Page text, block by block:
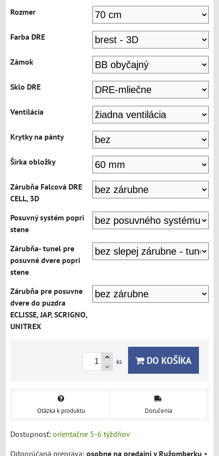
Rozmer
Farba DRE
Zámok
Sklo DRE
Ventilácia
Krytky na pánty
Šírka obložky
Zárubňa Falcová DRE
CELL, 3D
Posuvný systém popri
stene
Zárubňa- tunel pre
posuvné dvere popri
stene
Zárubňa pre posuvne
dvere do puzdra
ECLISSE, JAP, SCRIGNO,
UNITREX
ks DO KOŠÍKA
Otázka k produktu Doručenia
Dostupnosť: orientačne 5-6 týždňov
osobne na predajni v Ružomberku •